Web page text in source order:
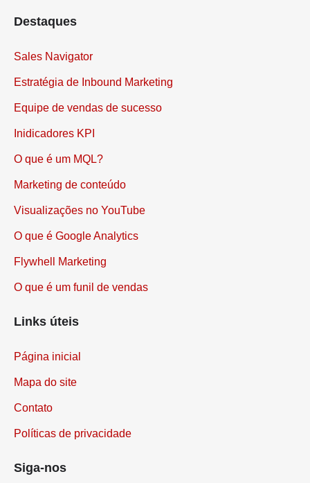
Destaques
Sales Navigator
Estratégia de Inbound Marketing
Equipe de vendas de sucesso
Inidicadores KPI
O que é um MQL?
Marketing de conteúdo
Visualizações no YouTube
O que é Google Analytics
Flywhell Marketing
O que é um funil de vendas
Links úteis
Página inicial
Mapa do site
Contato
Políticas de privacidade
Siga-nos